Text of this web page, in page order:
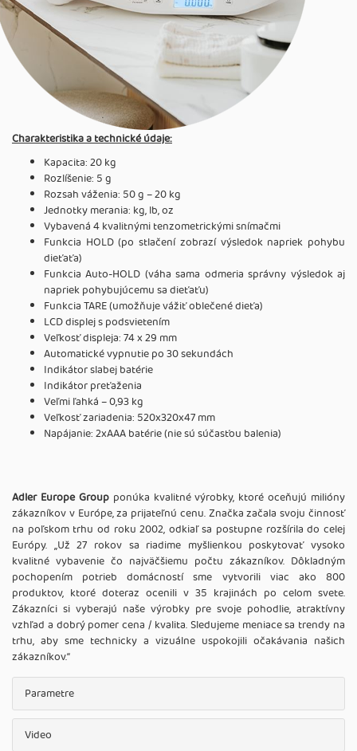
Charakteristika a technické údaje:
Kapacita: 20 kg
Rozlíšenie: 5 g
Rozsah váženia: 50 g – 20 kg
Jednotky merania: kg, lb, oz
Vybavená 4 kvalitnými tenzometrickými snímačmi
Funkcia HOLD (po stlačení zobrazí výsledok napriek pohybu
dieťaťa)
Funkcia Auto-HOLD (váha sama odmeria správny výsledok aj
napriek pohybujúcemu sa dieťaťu)
Funkcia TARE (umožňuje vážiť oblečené dieťa)
LCD displej s podsvietením
Veľkosť displeja: 74 x 29 mm
Automatické vypnutie po 30 sekundách
Indikátor slabej batérie
Indikátor preťaženia
Veľmi ľahká – 0,93 kg
Veľkosť zariadenia: 520x320x47 mm
Napájanie: 2xAAA batérie (nie sú súčasťou balenia)
Adler Europe Groupponúka kvalitné výrobky, ktoré oceňujú milióny
zákazníkov v Európe, za prijateľnú cenu. Značka začala svoju činnosť
na poľskom trhu od roku 2002, odkiaľ sa postupne rozšírila do celej
Európy. ,,Už 27 rokov sa riadime myšlienkou poskytovať vysoko
kvalitné vybavenie čo najväčšiemu počtu zákazníkov. Dôkladným
pochopením potrieb domácností sme vytvorili viac ako 800
produktov, ktoré doteraz ocenili v 35 krajinách po celom svete.
Zákazníci si vyberajú naše výrobky pre svoje pohodlie, atraktívny
vzhľad a dobrý pomer cena / kvalita. Sledujeme meniace sa trendy na
trhu, aby sme technicky a vizuálne uspokojili očakávania našich
zákazníkov.‘‘
Parametre
Video